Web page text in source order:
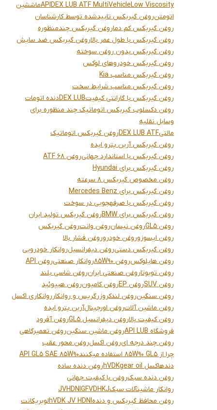
APIDEX LUB ATF MultiVehicleLow Viscosityماششین
اتومتنروغن گیربکس تاییدشده توسط کارشناسان
روغن گیربکس کم دماروغن گیربکس چندمنظوره
روغن گیربکس با طول عمر بالاروغن گیربکس ضد سایش
روغن گیربکس بدون روغن سوخته
روغن گیربکس خودروهای لوکس
روغن گیربکس مناسب Kia
روغن گیربکس مناسب شرایط سخت
روغن گیربکس با گارانتی کیفیتDEX LUBدنده اتومات
روغن دکسلوب گیربکس اتوماتیک چند منظوره برای
وسابل نقلیه
مالتیDEX LUB ATFروغن گیربکس اتوماتیک
روغن گیربکس آرین پترو ایده
روغن گیربکس با استاندارد جهانیروغن ATF 68
روغن گیربکس برای Hyundai
روغن مخصوص گیربکس ۸ سرعته
روغن گیربکس برای Mercedes Benz
روغن گیربکس با صرفهجویی در سوخت
روغن گیربکس برای BMW
روغن گیربکس تولید ایران
روغن GL5
روغن نیسانروغن وانتروغن گیربکس
روغن ایسوزوروغن خودروروغن فشار بالا
روغن گیربکس دستیروغن دیفرانسیلروانکار خودرویی
روغن هایلوکسروغن 85W90 روانکار صنعتیروغن API
روغن تویوتاروغن صنعتی ایرانروغن شاسی بلند
روغن SUV
روغن EP روغن کامیونروغن هیپوئید
روغن سنگینروغن لندکروزرگریس و روانکارروانکاری اکسل
روغن ماشین آلاتروغن اورجینالآرین پترو ایده
روغن کیفیت بالاروغن دیفرانسیل GL5
روغن آفرود
فروشگاه API LUB
روغن ماشین سنگینروغن تعمیرگاهی
روغن چند درجه ایروغن اکسلروغن محور عقب
چرا از 85W90 GL5 استفاده میکنند
API GL5 SAE 85W90
دندهاکسل gear oil
hVDKروغن دنده ساده
روغن دنده سبکروغن با کیفیت جهانی
روانکار ماشینآلات سبکGFVDHKJ
HDNI
JV
روغن محافظ گیربکس و دندهhVDK JV HDNIلوبریکانت